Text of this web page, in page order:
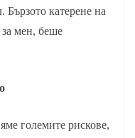
Бързото катерене на
мен, беше
големите рискове,